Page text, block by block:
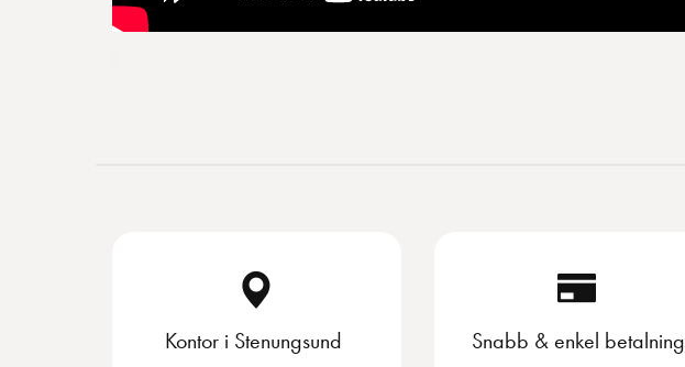
Kontor i Stenungsund Snabb & enkel betalning